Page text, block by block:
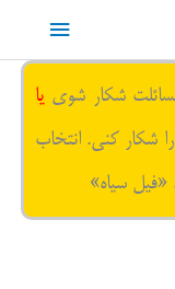
فهرست
شکار شوی یا
شکار کنی. انتخاب
سیاه»